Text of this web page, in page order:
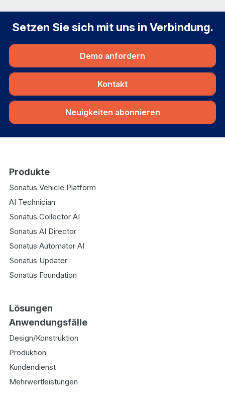
Setzen Sie sich mit uns in Verbindung.
Demo anfordern
Kontakt
Neuigkeiten abonnieren
Produkte
Sonatus Vehicle Platform
AI Technician
Sonatus Collector AI
Sonatus AI Director
Sonatus Automator AI
Sonatus Updater
Sonatus Foundation
Lösungen
Anwendungsfälle
Design/Konstruktion
Produktion
Kundendienst
Mehrwertleistungen